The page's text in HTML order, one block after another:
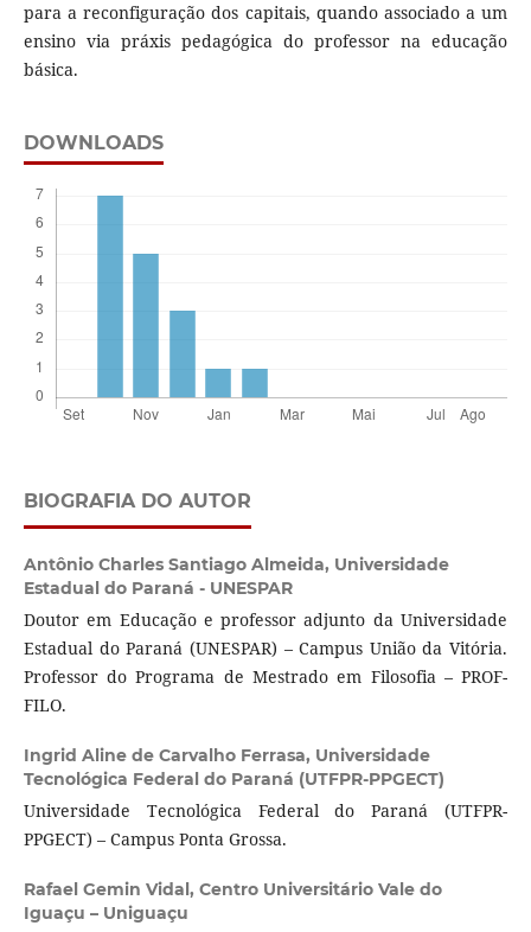
para a reconfiguração dos capitais, quando associado a um
ensino via práxis pedagógica do professor na educação
básica.
DOWNLOADS
BIOGRAFIA DO AUTOR
Antônio Charles Santiago Almeida, Universidade
Estadual do Paraná - UNESPAR
Doutor em Educação e professor adjunto da Universidade
Estadual do Paraná (UNESPAR) – Campus União da Vitória.
Professor do Programa de Mestrado em Filosofia – PROF-
FILO.
Ingrid Aline de Carvalho Ferrasa, Universidade
Tecnológica Federal do Paraná (UTFPR-PPGECT)
Universidade Tecnológica Federal do Paraná (UTFPR-
PPGECT) – Campus Ponta Grossa.
Rafael Gemin Vidal, Centro Universitário Vale do
Iguaçu – Uniguaçu